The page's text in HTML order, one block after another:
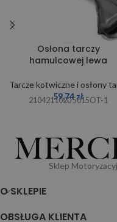
Osłona tarczy
hamulcowej lewa
Tarcze kotwiczne i osłony
59,74zł
2104211020 5015OT-1
Sklep
O SKLEPIE
OBSŁUGA KLIENTA